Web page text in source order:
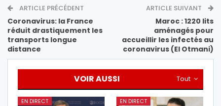
ARTICLE PRÉCÉDENT
Coronavirus: la France
réduit drastiquement les
transports longue
distance
ARTICLE SUIVANT
Maroc : 1220 lits
aménagés pour
accueillir les infectés au
coronavirus (El Otmani)
Tout
VOIR AUSSI
EN DIRECT EN DIRECT